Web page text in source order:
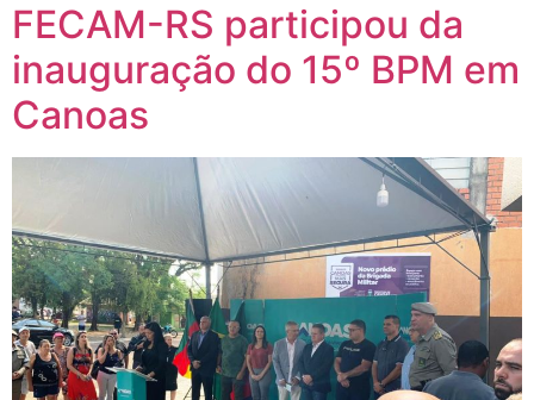
FECAM-RS participou da
inauguração do 15º BPM em
Canoas